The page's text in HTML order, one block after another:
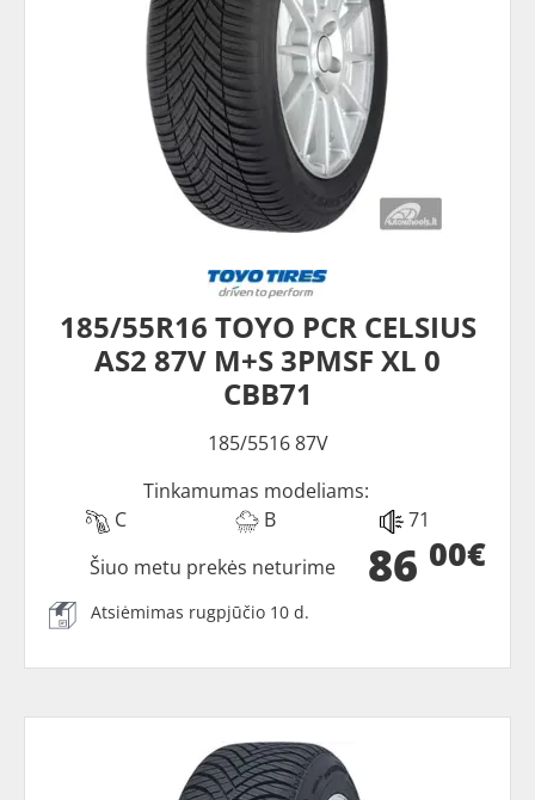
185/55R16 TOYO PCR CELSIUS
AS2 87V M+S 3PMSF XL 0
CBB71
185/5516 87V
Tinkamumas modeliams:
C
B 71
86 00€
Šiuo metu prekės neturime
Atsiėmimas rugpjūčio 10 d.